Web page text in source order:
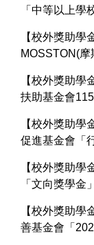
「中等以上學
【校外獎助學
MOSSTON(
【校外獎助
扶助基金會
【校外獎助
促進基金會「
【校外獎助
「文向獎學金」
【校外獎助
善基金會「